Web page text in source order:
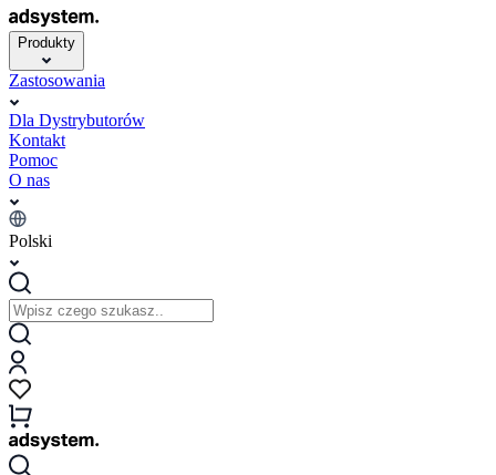
Produkty
Zastosowania
Dla Dystrybutorów
Kontakt
Pomoc
O nas
Polski